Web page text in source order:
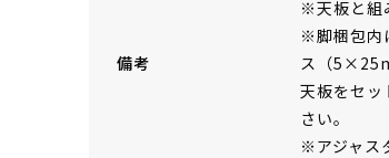
備考
※天板と組
※脚梱包内
ス（
天板をセッ
さい。
※アジャス